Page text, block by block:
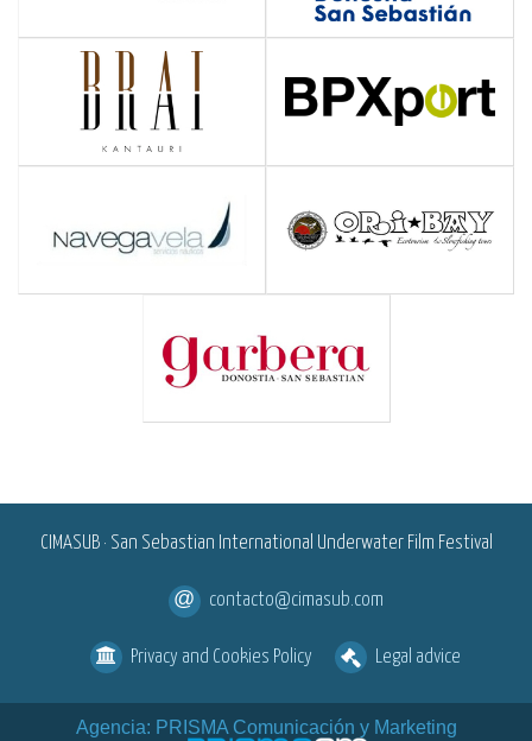
CIMASUB · San Sebastian International Underwater Film Festival
contacto@cimasub.com
Privacy and Cookies Policy Legal advice
Agencia: PRISMA Comunicación y Marketing